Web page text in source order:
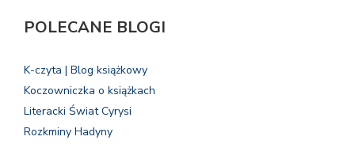
POLECANE BLOGI
K-czyta | Blog książkowy
Koczowniczka o książkach
Literacki Świat Cyrysi
Rozkminy Hadyny